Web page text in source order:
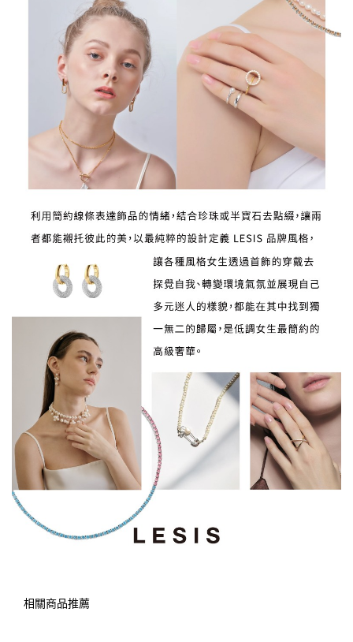
相關商品推薦